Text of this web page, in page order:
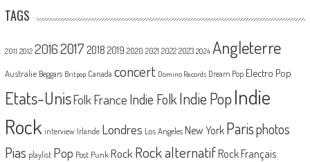
TAGS
2011 2012 20162017 2018 2019 2020 2021 2022 2023 2024 Angleterre
Australie Beggars Britpop Canada concert Domino Records Dream Pop Electro Pop
Etats-UnisFolk France Indie Folk Indie PopIndie
Rock interview Irlande Londres Los Angeles New York Parisphotos
Pias playlist Pop Post Punk Rock Rock alternatif Rock Français